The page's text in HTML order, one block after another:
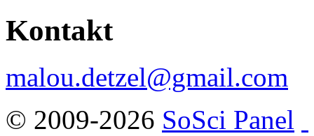
Kontakt
malou.detzel@gmail.com
© 2009-2026 SoSci Panel